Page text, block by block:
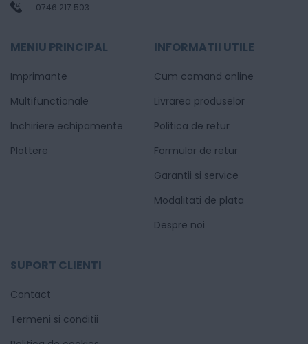
0746.217.503
MENIU PRINCIPAL
Imprimante
Multifunctionale
Inchiriere echipamente
Plottere
INFORMATII UTILE
Cum comand online
Livrarea produselor
Politica de retur
Formular de retur
Garantii si service
Modalitati de plata
Despre noi
SUPORT CLIENTI
Contact
Termeni si conditii